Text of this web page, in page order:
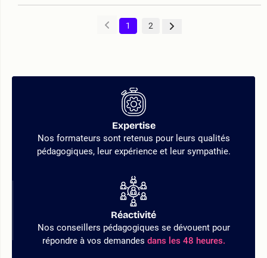
1 2
Expertise
Nos formateurs sont retenus pour leurs qualités
pédagogiques, leur expérience et leur sympathie.
Réactivité
Nos conseillers pédagogiques se dévouent pour
répondre à vos demandes dans les 48 heures.